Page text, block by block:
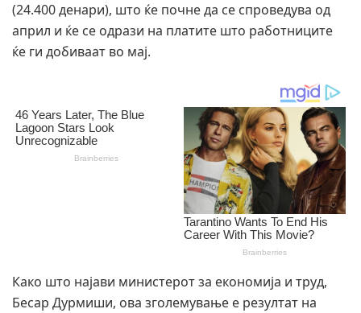
(24.400 денари), што ќе почне да се спроведува од
април и ќе се одрази на платите што работниците
ќе ги добиваат во мај.
Како што најави министерот за економија и труд,
Бесар Дурмиши, ова зголемување е резултат на